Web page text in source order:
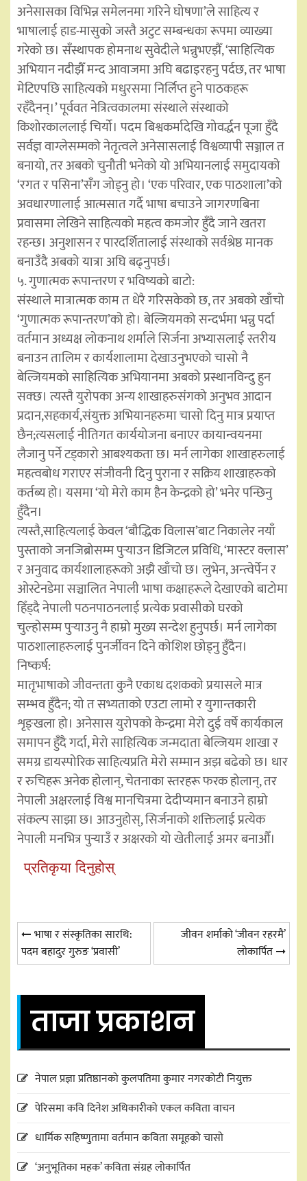
अनेसासका विभिन्न समेलनमा गरिने घोषणा’ले साहित्य र
भाषालाई हाड-मासुको जस्तै अटुट सम्बन्धका रूपमा व्याख्या
गरेको छ। सँस्थापक होमनाथ सुवेदीले भन्नुभएझैँ, ‘साहित्यिक
अभियान नदीझैँ मन्द आवाजमा अघि बढाइरहनु पर्दछ, तर भाषा
मेटिएपछि साहित्यको मधुरसमा निर्लिप्त हुने पाठकहरू
रहँदैनन्।’ पूर्ववत नेत्रित्वकालमा संस्थाले संस्थाको
किशोरकाललाई चिर्यो। पदम बिश्वकर्मादेखि गोवर्द्धन पूजा हुँदै
सर्वज्ञ वाग्लेसम्मको नेतृत्वले अनेसासलाई विश्वव्यापी सञ्जाल त
बनायो, तर अबको चुनौती भनेको यो अभियानलाई समुदायको
‘रगत र पसिना’सँग जोड्नु हो। ‘एक परिवार, एक पाठशाला’को
अवधारणालाई आत्मसात गर्दै भाषा बचाउने जागरणबिना
प्रवासमा लेखिने साहित्यको महत्व कमजोर हुँदै जाने खतरा
रहन्छ। अनुशासन र पारदर्शितालाई संस्थाको सर्वश्रेष्ठ मानक
बनाउँदै अबको यात्रा अघि बढ्नुपर्छ।
५. गुणात्मक रूपान्तरण र भविष्यको बाटो:
संस्थाले मात्रात्मक काम त धेरै गरिसकेको छ, तर अबको खाँचो
‘गुणात्मक रूपान्तरण’को हो। बेल्जियमको सन्दर्भमा भन्नु पर्दा
वर्तमान अध्यक्ष लोकनाथ शर्माले सिर्जना अभ्यासलाई स्तरीय
बनाउन तालिम र कार्यशालामा देखाउनुभएको चासो नै
बेल्जियमको साहित्यिक अभियानमा अबको प्रस्थानविन्दु हुन
सक्छ। त्यस्तै युरोपका अन्य शाखाहरुसंगको अनुभव आदान
प्रदान,सहकार्य,संयुक्त अभियानहरुमा चासो दिनु मात्र प्रयाप्त
छैन;त्यसलाई नीतिगत कार्ययोजना बनाएर कायान्वयनमा
लैजानु पर्ने टड्कारो आबश्यकता छ। मर्न लागेका शाखाहरुलाई
महत्वबोध गराएर संजीवनी दिनु पुराना र सक्रिय शाखाहरुको
कर्तब्य हो। यसमा ‘यो मेरो काम हैन केन्द्रको हो’ भनेर पन्छिनु
हुँदैन।
त्यस्तै,साहित्यलाई केवल ‘बौद्धिक विलास’बाट निकालेर नयाँ
पुस्ताको जनजिब्रोसम्म पुर्‍याउन डिजिटल प्रविधि, ‘मास्टर क्लास’
र अनुवाद कार्यशालाहरूको अझै खाँचो छ। लुभेन, अन्त्वेर्पेन र
ओस्टेनडेमा सञ्चालित नेपाली भाषा कक्षाहरूले देखाएको बाटोमा
हिँड्दै नेपाली पठनपाठनलाई प्रत्येक प्रवासीको घरको
चुल्होसम्म पुर्‍याउनु नै हाम्रो मुख्य सन्देश हुनुपर्छ। मर्न लागेका
पाठशालाहरुलाई पुनर्जीवन दिने कोशिश छोड्नु हुँदैन।
निष्कर्ष:
मातृभाषाको जीवन्तता कुनै एकाध दशकको प्रयासले मात्र
सम्भव हुँदैन; यो त सभ्यताको एउटा लामो र युगान्तकारी
शृङ्खला हो। अनेसास युरोपको केन्द्रमा मेरो दुई वर्षे कार्यकाल
समापन हुँदै गर्दा, मेरो साहित्यिक जन्मदाता बेल्जियम शाखा र
समग्र डायस्पोरिक साहित्यप्रति मेरो सम्मान अझ बढेको छ। धार
र रुचिहरू अनेक होलान्, चेतनाका स्तरहरू फरक होलान्, तर
नेपाली अक्षरलाई विश्व मानचित्रमा देदीप्यमान बनाउने हाम्रो
संकल्प साझा छ। आउनुहोस्, सिर्जनाको शक्तिलाई प्रत्येक
नेपाली मनभित्र पुर्‍याउँ र अक्षरको यो खेतीलाई अमर बनाऔँ।
प्रतिकृया दिनुहोस्
Post
navigation
भाषा र संस्कृतिका सारथि:
पदम बहादुर गुरुङ ‘प्रवासी’
जीवन शर्माको ‘जीवन रहरमै’
लोकार्पित
ताजा प्रकाशन
नेपाल प्रज्ञा प्रतिष्ठानको कुलपतिमा कुमार नगरकोटी नियुक्त
पेरिसमा कवि दिनेश अधिकारीको एकल कविता वाचन
धार्मिक सहिष्णुतामा वर्तमान कविता समूहको चासो
‘अनुभूतिका महक’ कविता संग्रह लोकार्पित